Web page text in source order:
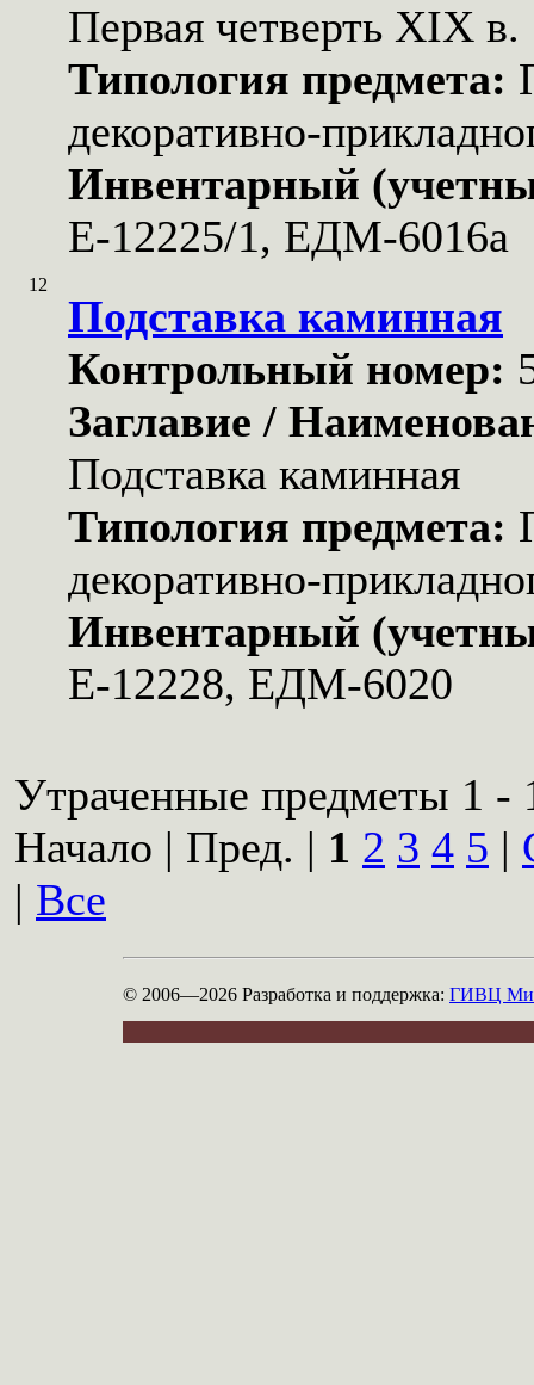
Первая четверть XIX в.
Типология предмета:
декоративно-
Инвентарный
Е-12225/1, ЕДМ-6016а
12
Подставка каминная
Контрольный номер:
Заглавие /
Подставка каминная
Типология предмета:
декоративно-
Инвентарный
Е-12228, ЕДМ-6020
Утраченные предметы 1 -
Начало | Пред. | 1 2 3 4 5 |
| Все
© 2006—2026 Разработка и поддержка: ГИВЦ